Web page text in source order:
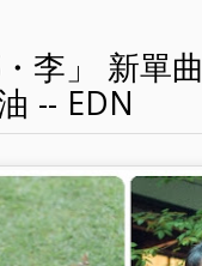
身旁-By Your Side》為台
李」 新單
-- EDN